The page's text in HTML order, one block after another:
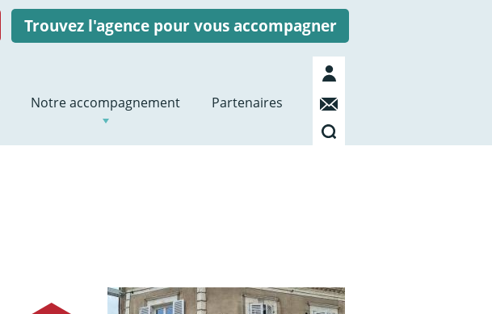
Trouvez l'agence pour vous accompagner
Notre accompagnement Partenaires
Mon
compte
Contact
Recherche